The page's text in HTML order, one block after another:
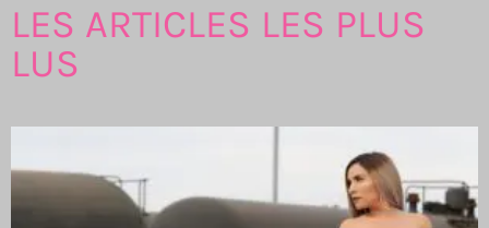
LES ARTICLES LES PLUS
LUS